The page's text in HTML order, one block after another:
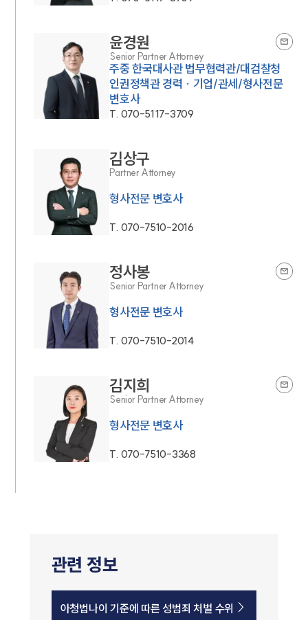
윤경원
Senior Partner Attorney
주중 한국대사관 법무협력관/대검찰청
인권정책관 경력 · 기업/관세/형사전문
변호사
T. 070-5117-3709
김상구
Partner Attorney
형사전문 변호사
T. 070-7510-2016
정사봉
Senior Partner Attorney
형사전문 변호사
T. 070-7510-2014
김지희
Senior Partner Attorney
형사전문 변호사
T. 070-7510-3368
관련 정보
아청법나이 기준에 따른 성범죄 처벌 수위